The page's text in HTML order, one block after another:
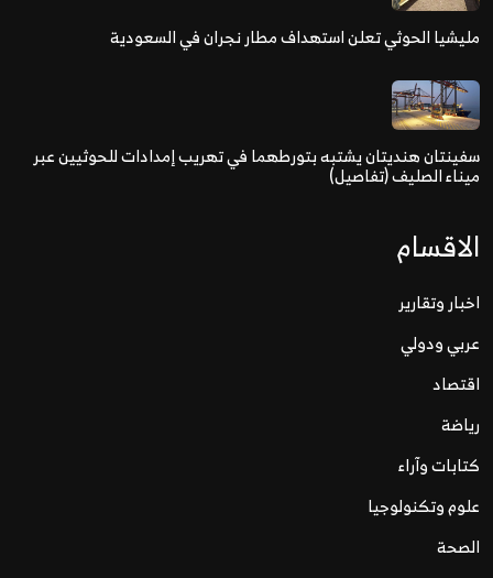
مليشيا الحوثي تعلن استهداف مطار نجران في السعودية
سفينتان هنديتان يشتبه بتورطهما في تهريب إمدادات للحوثيين عبر
ميناء الصليف (تفاصيل)
الاقسام
اخبار وتقارير
عربي ودولي
اقتصاد
رياضة
كتابات وآراء
علوم وتكنولوجيا
الصحة